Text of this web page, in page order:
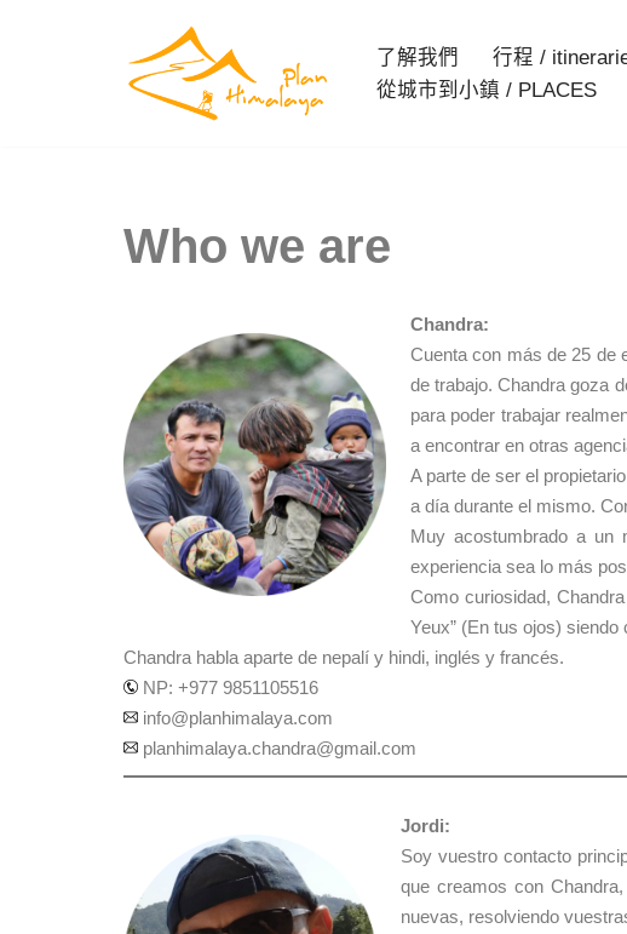
了解我們 行程 /
從城市到小鎮 / PLACES
Who we are
Chandra:
Cuenta con más de 25 de
de trabajo. Chandra goza
para poder trabajar
a encontrar en otras
A parte de ser el
a día durante el mismo.
Muy acostumbrado a un
experiencia sea lo más
Como curiosidad,
Yeux” (En tus ojos)
Chandra habla aparte de nepalí y hindi, inglés y francés.
NP: +977 9851105516
info@planhimalaya.com
planhimalaya.chandra@gmail.com
Jordi:
Soy vuestro contacto
que creamos con
nuevas, resolviendo